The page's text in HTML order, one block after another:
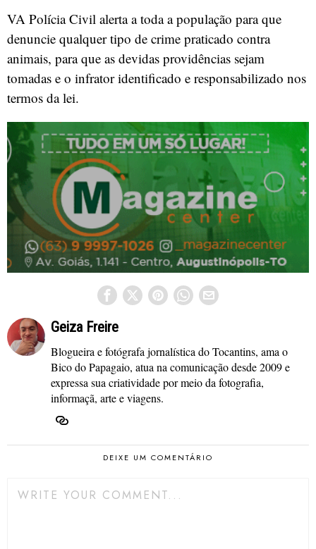
VA Polícia Civil alerta a toda a população para que
denuncie qualquer tipo de crime praticado contra
animais, para que as devidas providências sejam
tomadas e o infrator identificado e responsabilizado nos
termos da lei.
Geiza Freire
Blogueira e fotógrafa jornalística do Tocantins, ama o
Bico do Papagaio, atua na comunicação desde 2009 e
expressa sua criatividade por meio da fotografia,
informaçã, arte e viagens.
DEIXE UM COMENTÁRIO